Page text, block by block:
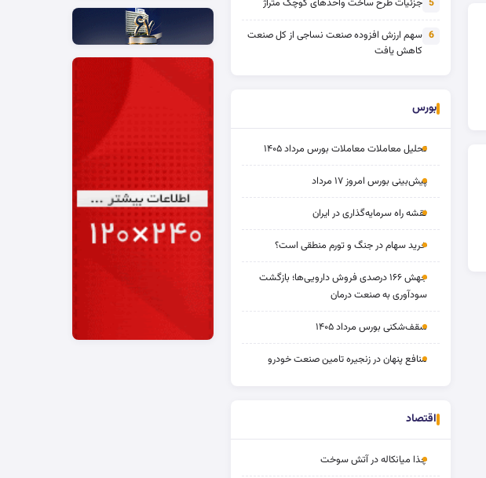
5
6 سهم ارزش افزوده صنعت نساجی از کل صنعت
کاهش یافت
بورس
تحلیل معاملات معاملات بورس مرداد ۱۴۰۵
پیش‌بینی بورس امروز ۱۷ مرداد
نقشه راه سرمایه‌گذاری در ایران
خرید سهام در جنگ و تورم منطقی است؟
جهش ۱۶۶ درصدی فروش دارویی‌ها؛ بازگشت
سودآوری به صنعت درمان
سقف‌شکنی بورس مرداد ۱۴۰۵
منافع پنهان در زنجیره تامین صنعت خودرو
اقتصاد
چذا میانکاله در آتش سوخت